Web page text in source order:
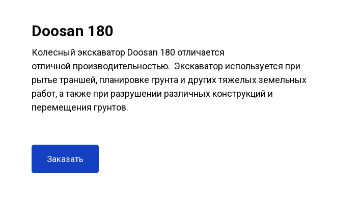
Doosan 180
Колесный экскаватор Doosan 180 отличается
отличной производительностью. Экскаватор используется при
рытье траншей, планировке грунта и других тяжелых земельных
работ, а также при разрушении различных конструкций и
перемещения грунтов.
Заказать